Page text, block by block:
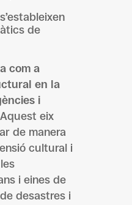
de
com a
en la
i
eix
de manera
cultural i
i eines de
desastres i